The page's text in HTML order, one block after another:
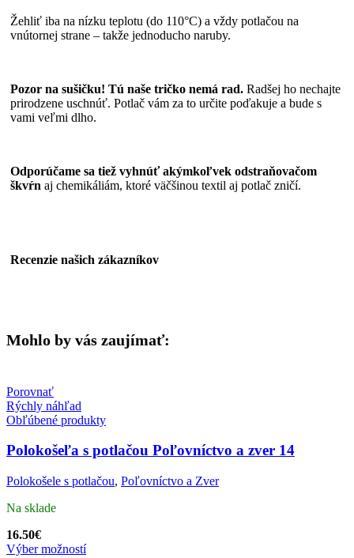
Žehliť iba na nízku teplotu (do 110°C) a vždy potlačou na
vnútornej strane – takže jednoducho naruby.
Pozor na sušičku! Tú naše tričko nemá rad. Radšej ho nechajte
prirodzene uschnúť. Potlač vám za to určite poďakuje a bude s
vami veľmi dlho.
Odporúčame sa tiež vyhnúť akýmkoľvek odstraňovačom
škvŕn aj chemikáliám, ktoré väčšinou textil aj potlač zničí.
Recenzie našich zákazníkov
Mohlo by vás zaujímať:
Porovnať
Rýchly náhľad
Obľúbené produkty
Polokošeľa s potlačou Poľovníctvo a zver 14
Polokošele s potlačou, Poľovníctvo a Zver
Na sklade
16.50€
Výber možností